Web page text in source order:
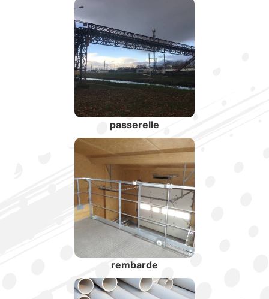
passerelle
rembarde